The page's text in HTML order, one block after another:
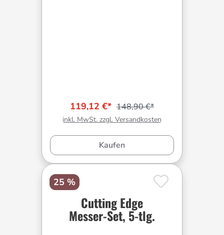
119,12 €* 148,90 €*
inkl. MwSt. zzgl. Versandkosten
Kaufen
25 %
Cutting Edge
Messer-Set, 5-tlg.